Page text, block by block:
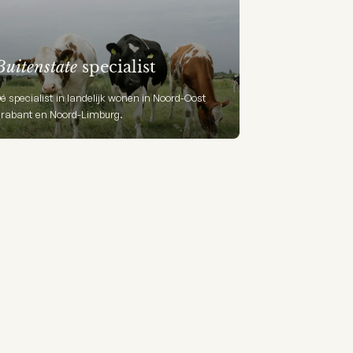
specialist
specialist in landelijk wonen in Noord-Oost
en Noord-Limburg.